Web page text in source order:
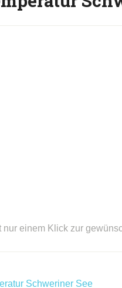
einem Klick zur
Schweriner See